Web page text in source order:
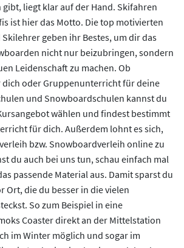
liegt klar auf der Hand. Skifahren
ist hier das Motto. Die top motivierten
geben ihr Bestes, um dir das
nicht nur beizubringen, sondern
Leidenschaft zu machen. Ob
oder Gruppenunterricht für deine
und Snowboardschulen kannst du
wählen und findest bestimmt
für dich. Außerdem lohnt es sich,
bzw. Snowboardverleih online zu
du auch bei uns tun, schau einfach mal
passende Material aus. Damit sparst du
Ort, die du besser in die vielen
So zum Beispiel in eine
Coaster direkt an der Mittelstation
im Winter möglich und sogar im